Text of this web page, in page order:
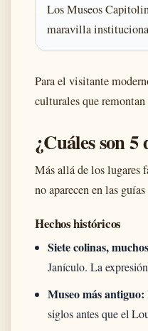
Los Museos
maravilla
Para el visitante
culturales que
¿Cuáles son
Más allá de los lugares
no aparecen en las
Hechos históricos
Siete colinas,
Janículo. La
Museo más antiguo:
siglos antes que el